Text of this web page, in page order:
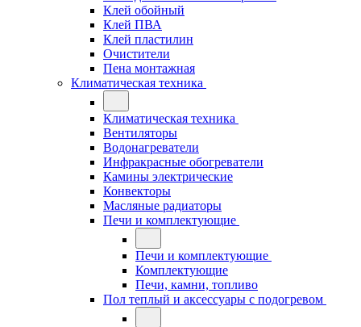
Клей обойный
Клей ПВА
Клей пластилин
Очистители
Пена монтажная
Климатическая техника
Климатическая техника
Вентиляторы
Водонагреватели
Инфракрасные обогреватели
Камины электрические
Конвекторы
Масляные радиаторы
Печи и комплектующие
Печи и комплектующие
Комплектующие
Печи, камни, топливо
Пол теплый и аксессуары с подогревом